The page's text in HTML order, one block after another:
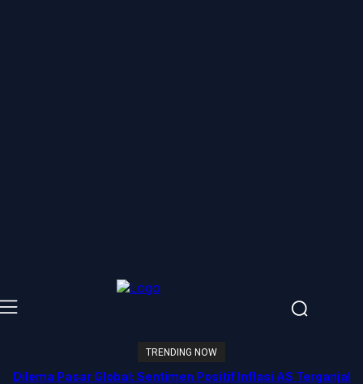
TRENDING NOW
Dilema Pasar Global: Sentimen Positif Inflasi AS Terganjal